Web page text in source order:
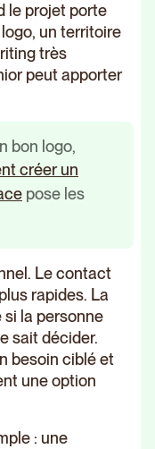
le projet porte
un territoire
très
peut apporter
bon logo,
créer un
pose les
Le contact
rapides. La
la personne
sait décider.
besoin ciblé et
une option
: une